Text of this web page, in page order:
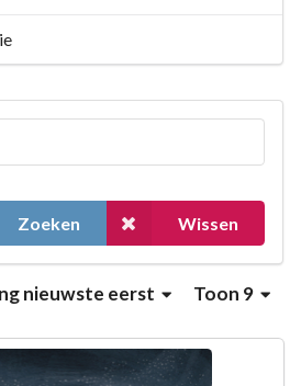
Zoeken Wissen
Toon 9
nieuwste eerst